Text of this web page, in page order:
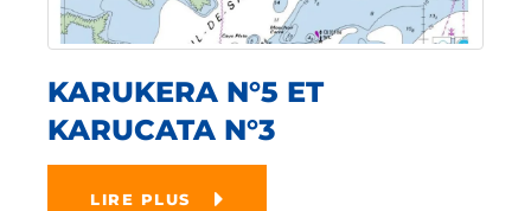
KARUKERA N°5 ET
KARUCATA N°3
LIRE PLUS